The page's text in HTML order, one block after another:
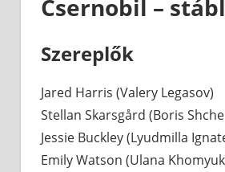
Csernobil –
Szereplők
Jared Harris (Valery Legasov)
Stellan Skarsgård (Boris
Jessie Buckley (Lyudmilla
Emily Watson (Ulana